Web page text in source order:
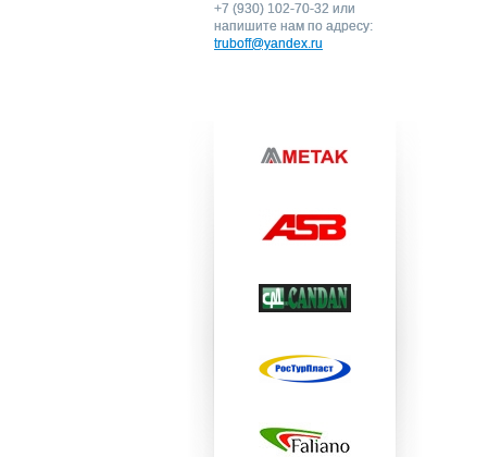
+7 (930) 102-70-32 или
напишите нам по адресу:
truboff@yandex.ru